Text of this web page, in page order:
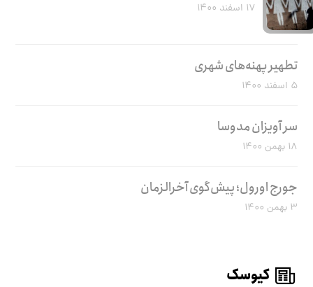
۱۷ اسفند ۱۴۰۰
تطهیر پهنه‌های شهری
۵ اسفند ۱۴۰۰
سر آویزان مدوسا
۱۸ بهمن ۱۴۰۰
جورج اورول؛ پیش‌گوی آخرالزمان
۳ بهمن ۱۴۰۰
کیوسک